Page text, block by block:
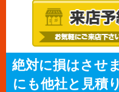
絶対に損はさせ
にも他社と見積